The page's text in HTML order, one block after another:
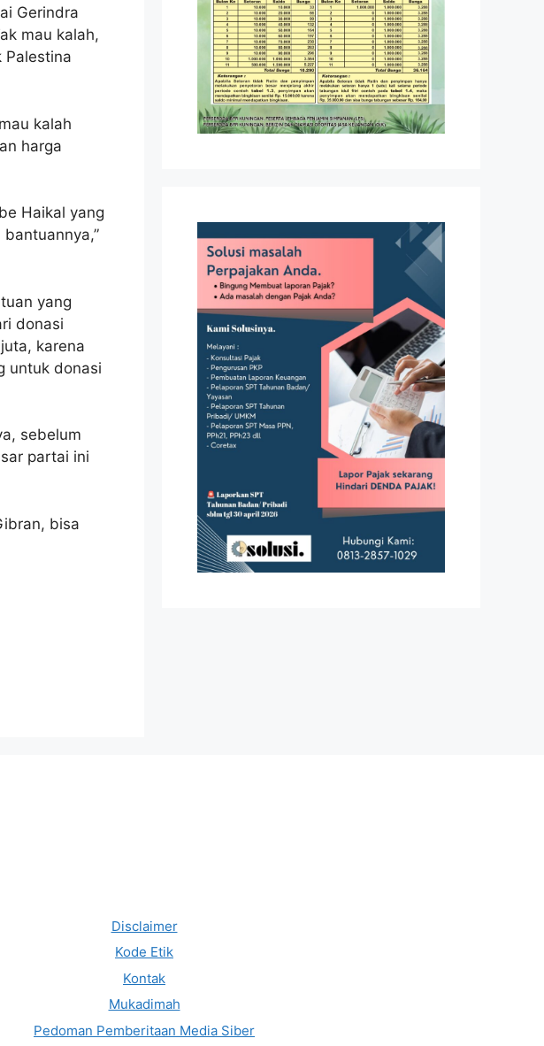
Gerindra
mau kalah,
Palestina
kalah
harga
Haikal yang
yang
donasi
karena
untuk donasi
sebelum
partai ini
bisa
Disclaimer
Kode Etik
Kontak
Mukadimah
Pedoman Pemberitaan Media Siber